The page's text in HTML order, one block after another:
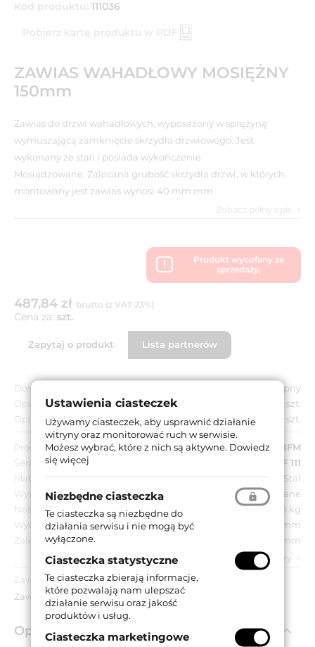
Kod produktu: 111036
Pobierz kartę produktu w PDF
ZAWIAS WAHADŁOWY MOSIĘŻNY
150mm
Zawias do drzwi wahadłowych, wyposażony w sprężynę
wymuszającą zamknięcie skrzydła drzwiowego. Jest
wykonany ze stali i posiada wykończenie
Mosiądzowane. Zalecana grubość skrzydła drzwi, w których
montowany jest zawias wynosi 40 mm mm.
Zobacz pełny opis
Produkt wycofany ze
sprzedaży.
487,84 zł brutto (z VAT 23%)
Cena za: szt.
Zapytaj o produkt Lista partnerów
Dostępność:
Niedostępny
Opakowanie jednostkowe:
2 szt.
Opakowanie zbiorcze:
2 szt.
Producent:
IBFM
Seria:
BF 111
Materiał:
Stal
Wykończenie:
Mosiądzowane
Nośność:
40 kg
Wysokość skrzydełka:
150 mm
Zalecana grubość drzwi:
40 mm
zobacz wszystkie parametry
Zawartość opakowania:
Zawias, kołki klinujące.
Opis produktu
Ustawienia ciasteczek
Używamy ciasteczek, aby usprawnić działanie
witryny oraz monitorować ruch w serwisie.
Możesz wybrać, które z nich są aktywne. Dowiedz
się więcej
Niezbędne ciasteczka
Te ciasteczka są niezbędne do
działania serwisu i nie mogą być
wyłączone.
Ciasteczka statystyczne
Te ciasteczka zbierają informacje,
które pozwalają nam ulepszać
działanie serwisu oraz jakość
produktów i usług.
Ciasteczka marketingowe